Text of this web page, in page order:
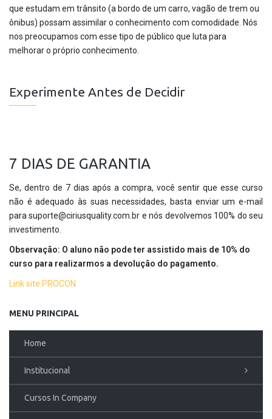
que estudam em trânsito (a bordo de um carro, vagão de trem ou
ônibus) possam assimilar o conhecimento com comodidade. Nós
nos preocupamos com esse tipo de público que luta para
melhorar o próprio conhecimento.
Experimente Antes de Decidir
7 DIAS DE GARANTIA
Se, dentro de 7 dias após a compra, você sentir que esse curso
não é adequado às suas necessidades, basta enviar um e-mail
para suporte@ciriusquality.com.br e nós devolvemos 100% do seu
investimento.
Observação: O aluno não pode ter assistido mais de 10% do
curso para realizarmos a devolução do pagamento.
Link site PROCON
MENU PRINCIPAL
Home
Institucional
Cursos In Company